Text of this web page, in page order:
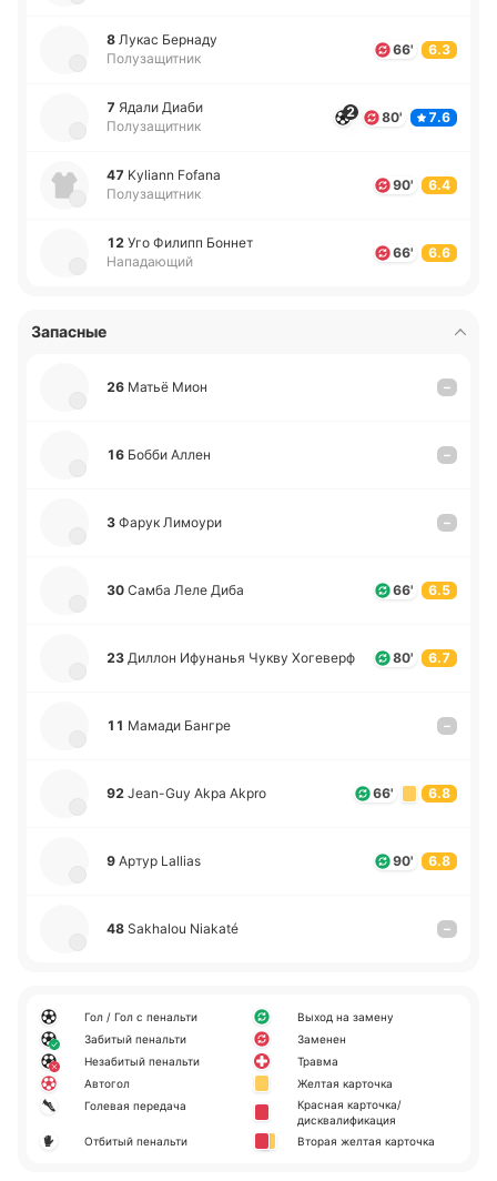
8 Лукас Бе­рна­ду
Полузащитник
66' 6.3
7 Ядали Диаби
Полузащитник
2 80' 7.6
47 Kyliann Fofana
Полузащитник
90' 6.4
12 Уго Филипп Боннет
Нападающий
66' 6.6
Запасные
26 Матьё Мион –
16 Бобби Аллен –
3 Фарук Ли­моу­ри –
30 Самба Леле Диба 66' 6.5
23 Диллон Ифу­на­нья Чукву Хо­ге­верф 80' 6.7
11 Мамади Бангре –
92 Jean-Guy Akpa Akpro 66' 6.8
9 Артур Lallias 90' 6.8
48 Sakhalou Niakaté –
Гол / Гол с пенальти
Забитый пенальти
Незабитый пенальти
Автогол
Голевая передача
Отбитый пенальти
Выход на замену
Заменен
Травма
Желтая карточка
Красная карточка/
дисквалификация
Вторая желтая карточка